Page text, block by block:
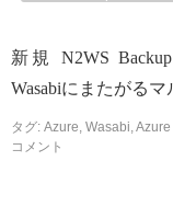
新規 N2WS
Wasabiにまたがる
タグ: Azure, Wasabi,
コメント